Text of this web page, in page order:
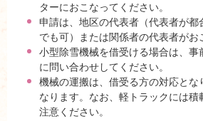
ターにおこなってください。
申請は、地区の代表者（代表者が都
でも可）または関係者の代表者がお
小型除雪機械を借受ける場合は、事
に問い合わせしてください。
機械の運搬は、借受る方の対応とな
なります。なお、軽トラックには積
注意ください。